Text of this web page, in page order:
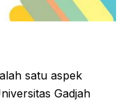
satu aspek
Gadjah